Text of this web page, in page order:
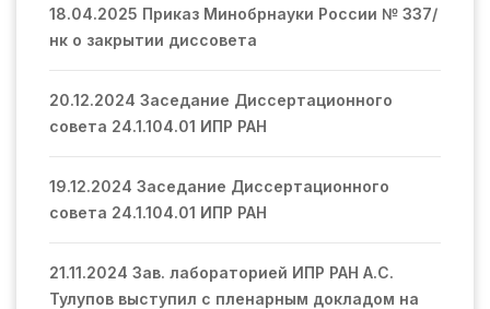
18.04.2025 Приказ Минобрнауки России № 337/
нк о закрытии диссовета
20.12.2024 Заседание Диссертационного
совета 24.1.104.01 ИПР РАН
19.12.2024 Заседание Диссертационного
совета 24.1.104.01 ИПР РАН
21.11.2024 Зав. лабораторией ИПР РАН А.С.
Тулупов выступил с пленарным докладом на